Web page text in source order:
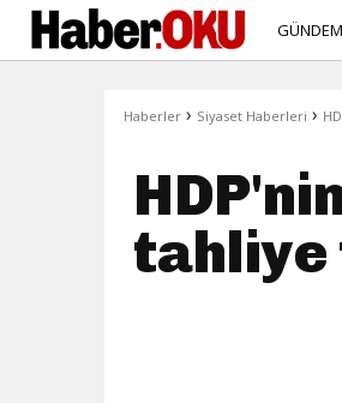
GÜNDEM
Haberler › Siyaset Haberleri ›
tahliye